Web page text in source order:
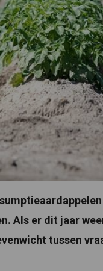
Als er dit jaar
tussen